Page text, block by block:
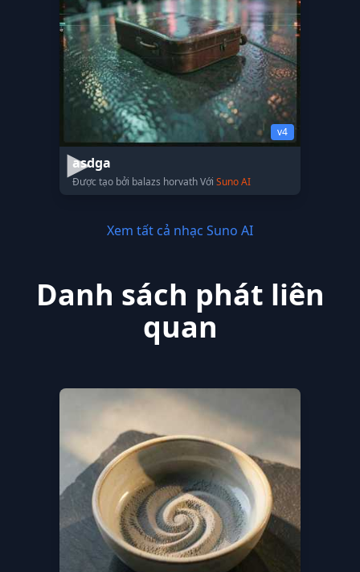
v4
asdga
Được tạo bởi balazs horvath Với Suno AI
Xem tất cả nhạc Suno AI
Danh sách phát liên
quan